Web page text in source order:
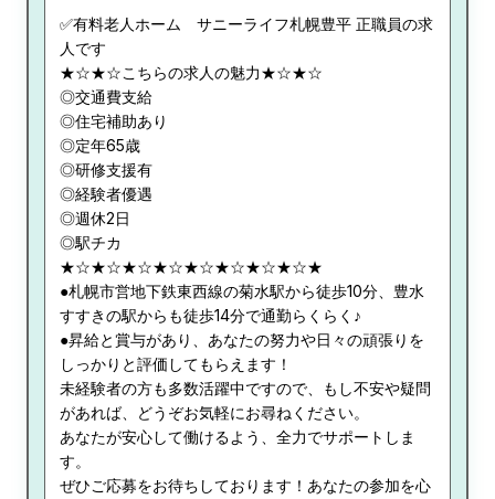
✅有料老人ホーム サニーライフ札幌豊平 正職員の求
人です
★☆★☆こちらの求人の魅力★☆★☆
◎交通費支給
◎住宅補助あり
◎定年65歳
◎研修支援有
◎経験者優遇
◎週休2日
◎駅チカ
★☆★☆★☆★☆★☆★☆★☆★☆★
●札幌市営地下鉄東西線の菊水駅から徒歩10分、豊水
すすきの駅からも徒歩14分で通勤らくらく♪
●昇給と賞与があり、あなたの努力や日々の頑張りを
しっかりと評価してもらえます！
未経験者の方も多数活躍中ですので、もし不安や疑問
があれば、どうぞお気軽にお尋ねください。
あなたが安心して働けるよう、全力でサポートしま
す。
ぜひご応募をお待ちしております！あなたの参加を心